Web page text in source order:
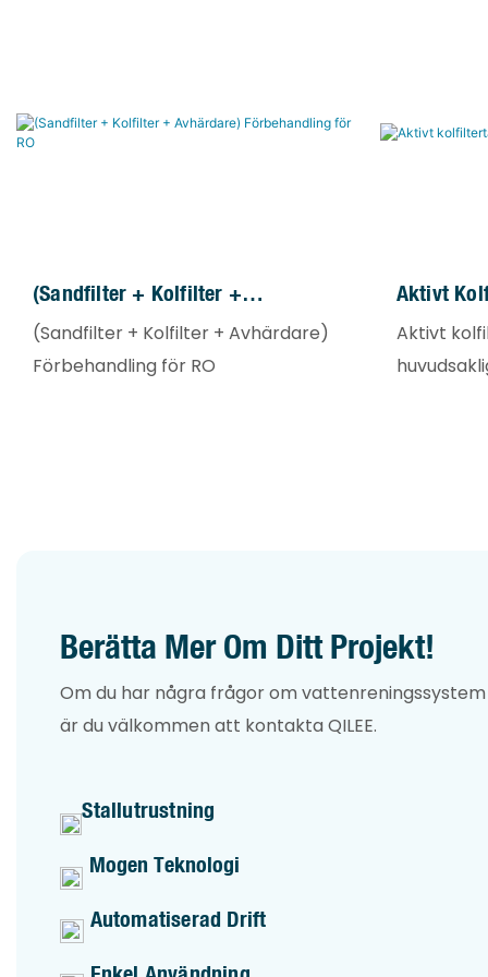
(Sandfilter + Kolfilter +
Avhärdare) Förbehandling För RO
(Sandfilter + Kolfilter + Avhärdare)
Förbehandling för RO
Aktivt
Aktivt
används
kan det
och
Berätta Mer Om Ditt Projekt!
Om du har några frågor om vattenreningssystem
är du välkommen att kontakta QILEE.
Stallutrustning
Mogen Teknologi
Automatiserad Drift